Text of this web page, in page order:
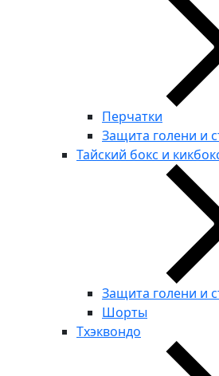
Перчатки
Защита голени и
Тайский бокс и
Защита голени и
Шорты
Тхэквондо